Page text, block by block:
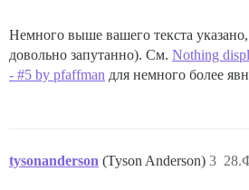
Немного выше вашего текста указано,
довольно запутанно). См. Nothing
- #5 by pfaffman для немного более
tysonanderson (Tyson Anderson) 3